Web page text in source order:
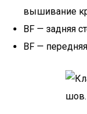
вышивание
BF — задняя
BF —